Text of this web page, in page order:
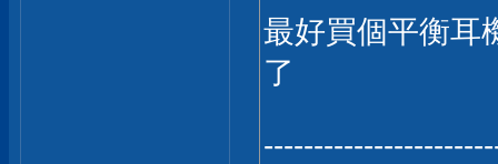
最好買個平衡耳
了